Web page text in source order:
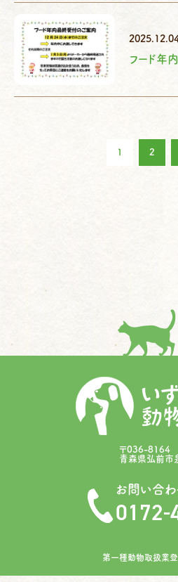
フード年
1 2
〒036-8164
青森県弘前
お問い合
0172-
第一種動物取扱業